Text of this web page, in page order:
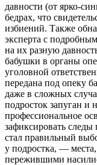
давности (от ярко-
бедрах, что
избиений. Также
эксперта с
на их разную
бабушки в органы
уголовной
передана под опеку
даже в сложных
подросток запуган и
профессиональное
зафиксировать
стал правильный
у подростка, —
пережившими